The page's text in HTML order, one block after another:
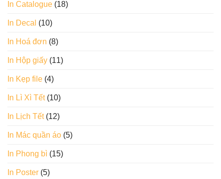
In Catalogue (18)
In Decal (10)
In Hoá đơn (8)
In Hộp giấy (11)
In Kẹp file (4)
In Lì Xì Tết(10)
In Lịch Tết(12)
In Mác quần áo (5)
In Phong bì (15)
In Poster (5)